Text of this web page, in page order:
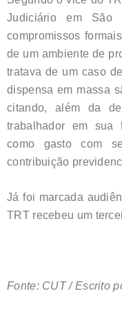
Judiciário em São
compromissos
de um ambiente de
tratava de um caso
dispensa em massa
citando, além da
trabalhador em sua
como gasto com
contribuição
Já foi marcada
TRT recebeu um
Fonte: CUT / Escrito